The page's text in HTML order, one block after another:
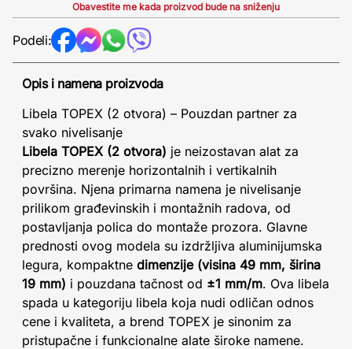
Obavestite me kada proizvod bude na sniženju
Podeli:
Opis i namena proizvoda
Libela TOPEX (2 otvora) – Pouzdan partner za
svako nivelisanje
Libela TOPEX (2 otvora) je neizostavan alat za
precizno merenje horizontalnih i vertikalnih
površina. Njena primarna namena je nivelisanje
prilikom građevinskih i montažnih radova, od
postavljanja polica do montaže prozora. Glavne
prednosti ovog modela su izdržljiva aluminijumska
legura, kompaktne dimenzije (visina 49 mm, širina
19 mm) i pouzdana tačnost od ±1 mm/m. Ova libela
spada u kategoriju libela koja nudi odličan odnos
cene i kvaliteta, a brend TOPEX je sinonim za
pristupačne i funkcionalne alate široke namene.